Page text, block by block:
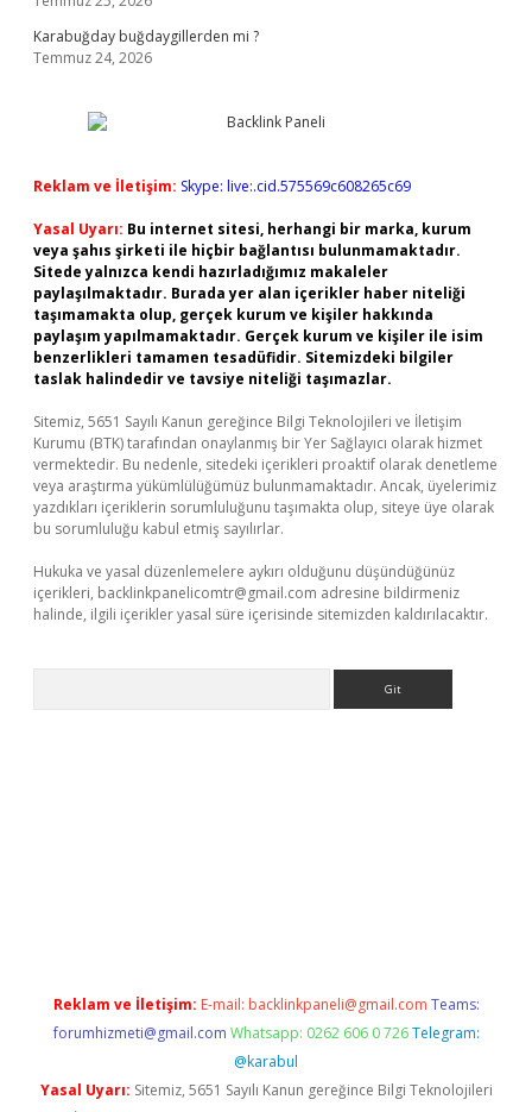
Karabuğday buğdaygillerden mi ?
Temmuz 24, 2026
Reklam ve İletişim: Skype: live:.cid.575569c608265c69
Yasal Uyarı: Bu internet sitesi, herhangi bir marka, kurum
veya şahıs şirketi ile hiçbir bağlantısı bulunmamaktadır.
Sitede yalnızca kendi hazırladığımız makaleler
paylaşılmaktadır. Burada yer alan içerikler haber niteliği
taşımamakta olup, gerçek kurum ve kişiler hakkında
paylaşım yapılmamaktadır. Gerçek kurum ve kişiler ile isim
benzerlikleri tamamen tesadüfidir. Sitemizdeki bilgiler
taslak halindedir ve tavsiye niteliği taşımazlar.
Sitemiz, 5651 Sayılı Kanun gereğince Bilgi Teknolojileri ve İletişim
Kurumu (BTK) tarafından onaylanmış bir Yer Sağlayıcı olarak hizmet
vermektedir. Bu nedenle, sitedeki içerikleri proaktif olarak denetleme
veya araştırma yükümlülüğümüz bulunmamaktadır. Ancak, üyelerimiz
yazdıkları içeriklerin sorumluluğunu taşımakta olup, siteye üye olarak
bu sorumluluğu kabul etmiş sayılırlar.
Hukuka ve yasal düzenlemelere aykırı olduğunu düşündüğünüz
içerikleri, backlinkpanelicomtr@gmail.com adresine bildirmeniz
halinde, ilgili içerikler yasal süre içerisinde sitemizden kaldırılacaktır.
Reklam ve İletişim: E-mail: backlinkpaneli@gmail.com Teams:
forumhizmeti@gmail.com Whatsapp: 0262 606 0 726 Telegram:
@karabul
Yasal Uyarı: Sitemiz, 5651 Sayılı Kanun gereğince Bilgi Teknolojileri